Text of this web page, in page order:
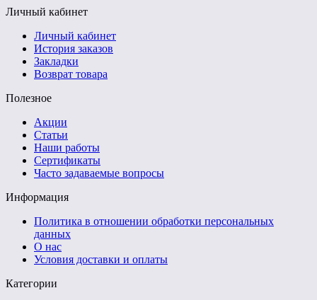
Личный кабинет
Личный кабинет
История заказов
Закладки
Возврат товара
Полезное
Акции
Статьи
Наши работы
Сертификаты
Часто задаваемые вопросы
Информация
Политика в отношении обработки персональных
данных
О нас
Условия доставки и оплаты
Категории